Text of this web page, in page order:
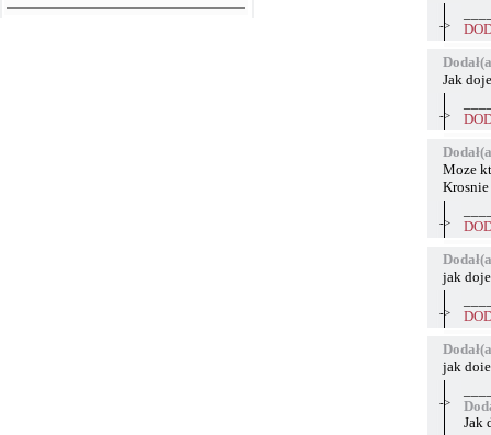
->
Jak
->
Moze
->
jak
->
jak
->
Jak